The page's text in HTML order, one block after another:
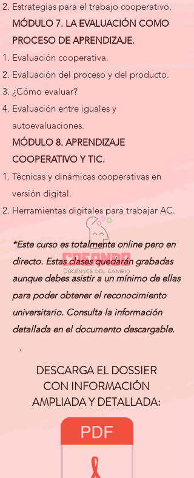
Estrategias para el trabajo cooperativo.​
MÓDULO 7. LA EVALUACIÓN COMO
PROCESO DE APRENDIZAJE.
Evaluación cooperativa.​
Evaluación del proceso y del producto.
¿Cómo evaluar?
Evaluación entre iguales y
autoevaluaciones.
MÓDULO 8. APRENDIZAJE
COOPERATIVO Y TIC.
Técnicas y dinámicas cooperativas en
versión digital.
Herramientas digitales para trabajar AC.​
*Este curso es totalmente online pero en
directo. Estas clases quedarán grabadas
aunque debes asistir a un mínimo de ellas
para poder obtener el reconocimiento
universitario. Consulta la información
detallada en el documento descargable.
DESCARGA EL DOSSIER
CON INFORMACIÓN
AMPLIADA Y DETALLADA: